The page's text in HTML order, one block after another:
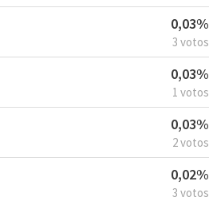
0,03%
3 votos
0,03%
1 votos
0,03%
2 votos
0,02%
3 votos